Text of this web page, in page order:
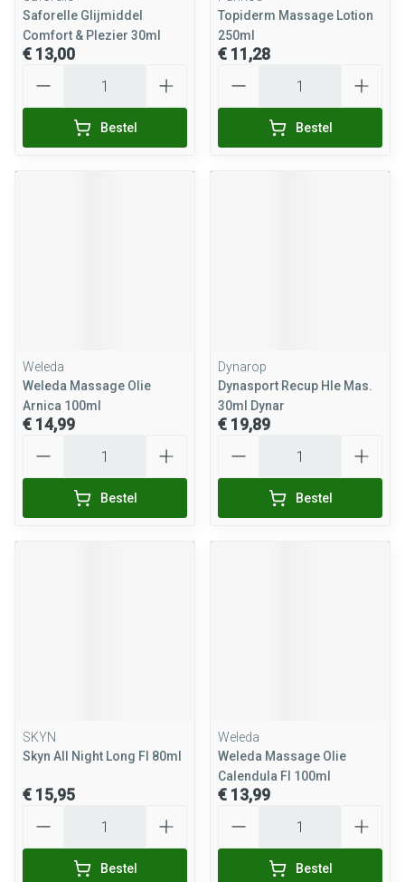
Saforelle Glijmiddel
Comfort & Plezier 30ml
€ 13,00
Bestel
Topiderm Massage Lotion
250ml
€ 11,28
Bestel
Weleda
Weleda Massage Olie
Arnica 100ml
€ 14,99
Bestel
Dynarop
Dynasport Recup Hle Mas.
30ml Dynar
€ 19,89
Bestel
SKYN
Skyn All Night Long Fl 80ml
€ 15,95
Bestel
Weleda
Weleda Massage Olie
Calendula Fl 100ml
€ 13,99
Bestel